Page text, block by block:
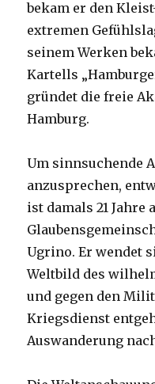
bekam er den
extremen
seinem Werken
Kartells
gründet die freie
Hamburg.
Um sinnsuchende
anzusprechen,
ist damals 21
Ugrino. Er wendet
Weltbild des
und gegen den
Kriegsdienst
Auswanderung